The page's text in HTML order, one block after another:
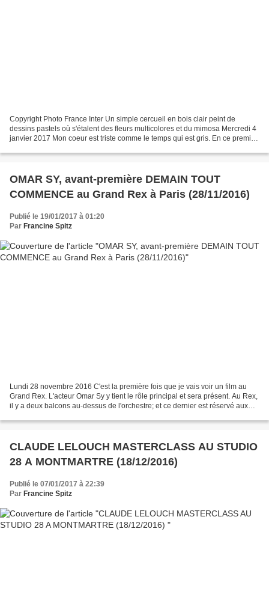
Copyright Photo France Inter Un simple cercueil en bois clair peint de
dessins pastels où s'étalent des fleurs multicolores et du mimosa Mercredi 4
janvier 2017 Mon coeur est triste comme le temps qui est gris. En ce premier
OMAR SY, avant-première DEMAIN TOUT
COMMENCE au Grand Rex à Paris (28/11/2016)
Publié le 19/01/2017 à 01:20
Par Francine Spitz
Lundi 28 novembre 2016 C'est la première fois que je vais voir un film au
Grand Rex. L'acteur Omar Sy y tient le rôle principal et sera présent. Au Rex,
il y a deux balcons au-dessus de l'orchestre; et ce dernier est réservé aux
CLAUDE LELOUCH MASTERCLASS AU STUDIO
28 A MONTMARTRE (18/12/2016)
Publié le 07/01/2017 à 22:39
Par Francine Spitz